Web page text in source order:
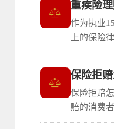
师，姜瑛
理赔争议
的理赔困
风险
作为执业
上的保险
重疾险理
庭。保险
定检查或
要求必须
体征等，
理
保险拒赔
赔的消费
15年、专